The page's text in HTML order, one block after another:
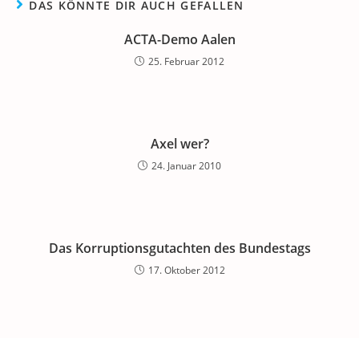
DAS KÖNNTE DIR AUCH GEFALLEN
ACTA-Demo Aalen
25. Februar 2012
Axel wer?
24. Januar 2010
Das Korruptionsgutachten des Bundestags
17. Oktober 2012